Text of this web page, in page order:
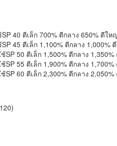
40 ตีเล็ก 700% ตีกลาง 650% ตีให
45 ตีเล็ก 1,100% ตีกลาง 1,000%
SP 50 ตีเล็ก 1,500% ตีกลาง
SP 55 ตีเล็ก 1,900% ตีกลาง
SP 60 ตีเล็ก 2,300% ตีกลาง